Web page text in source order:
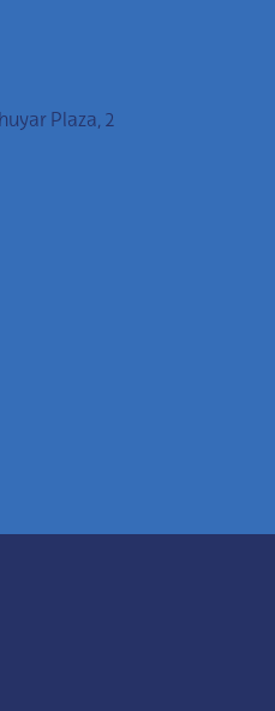
Plaza, 2